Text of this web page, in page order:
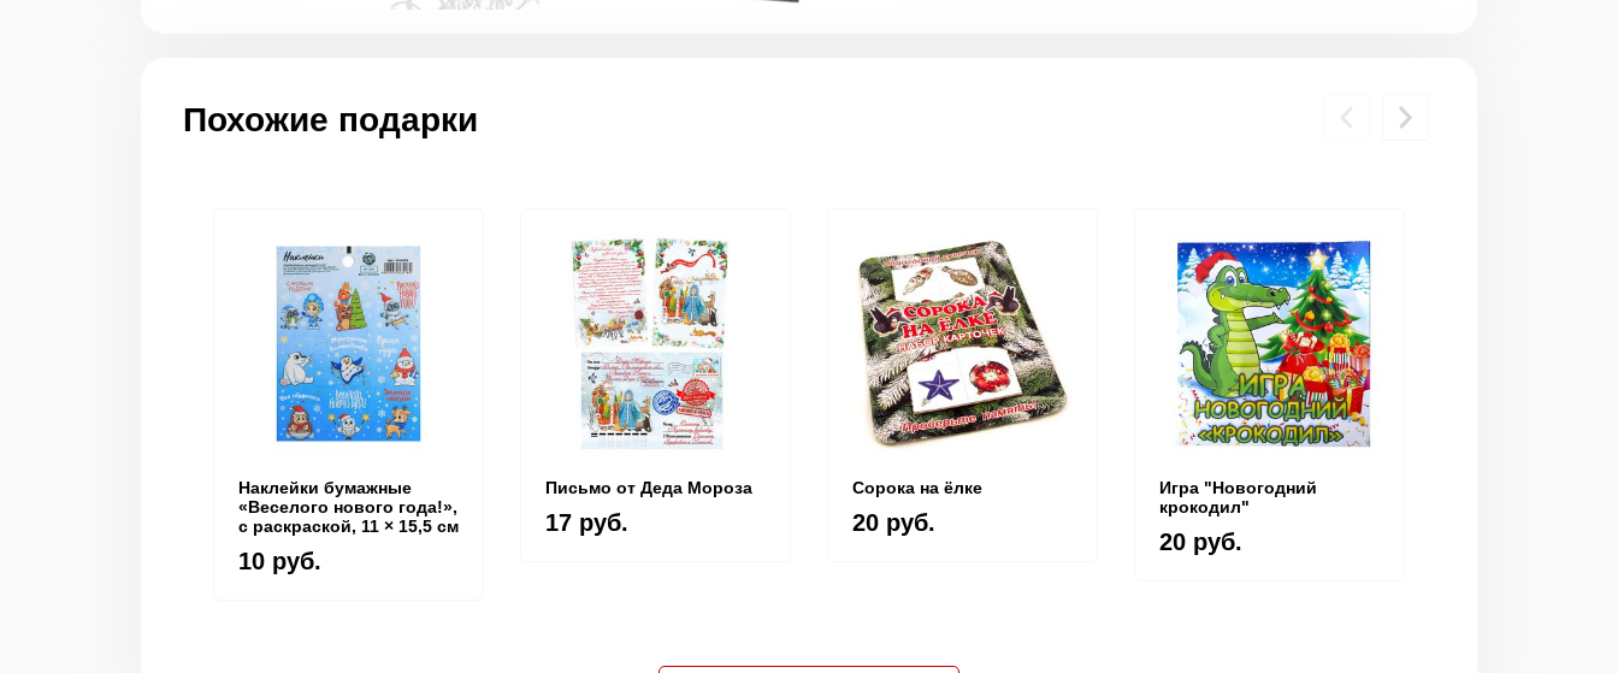
Похожие подарки
Наклейки бумажные
«Веселого нового года!»,
c раскраской, 11 × 15,5 см
10 руб.
Письмо от Деда Мороза
17 руб.
Сорока на ёлке
20 руб.
Игра "Новогодний
крокодил"
20 руб.